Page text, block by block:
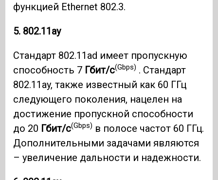
функцией Ethernet 802.3.
5. 802.11ay
Стандарт 802.11ad имеет пропускную
способность 7 Гбит/с(Gbps) . Стандарт
802.11ay, также известный как 60 ГГц
следующего поколения, нацелен на
достижение пропускной способности
до 20 Гбит/с(Gbps) в полосе частот 60 ГГц.
Дополнительными задачами являются
– увеличение дальности и надежности.